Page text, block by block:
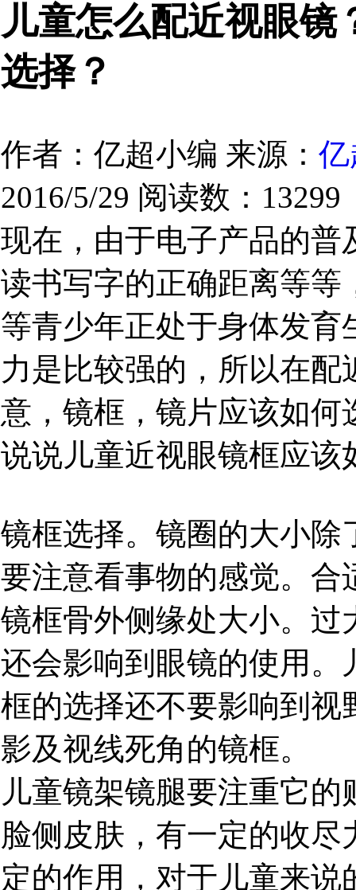
儿童怎么配近视眼镜
选择？
作者：亿超小编 来源：
2016/5/29 阅读数：13299
现在，由于电子产品的
读书写字的正确距离等
等青少年正处于身体发
力是比较强的，所以在
意，镜框，镜片应该如
说说儿童近视眼镜框应该
镜框选择。镜圈的大小
要注意看事物的感觉。
镜框骨外侧缘处大小。
还会影响到眼镜的使用
框的选择还不要影响到
影及视线死角的镜框。
儿童镜架镜腿要注重它
脸侧皮肤，有一定的收
定的作用，对于儿童来